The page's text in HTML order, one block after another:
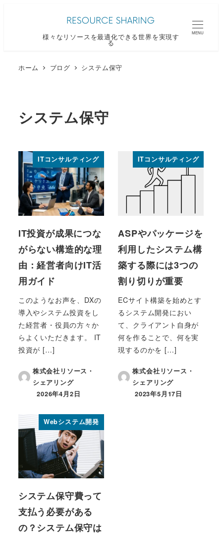
様々なリソースを最適化できる世界を実現す
る
MENU
ホーム ブログ システム保守
システム保守
ITコンサルティング
IT投資が成果につな
がらない構造的な理
由：経営者向けIT活
用ガイド
このようなお声を、DXの
導入やシステム投資をし
た経営者・役員の方々か
らよくいただきます。 IT
投資が […]
株式会社リソース・
シェアリング
投稿日
2026年4月2日
ITコンサルティング
ASPやパッケージを
利用したシステム構
築する際には3つの
割り切りが重要
ECサイト構築を始めとす
るシステム開発におい
て、クライアント自身が
何を作ることで、何を実
現するのかを […]
株式会社リソース・
シェアリング
投稿日
2023年5月17日
Webシステム開発
システム保守費って
支払う必要がある
の？システム保守は